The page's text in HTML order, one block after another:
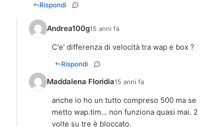
Rispondi
Andrea100g15 anni fa
C'e' differenza di velocità tra wap e box ?
Rispondi
Maddalena Floridia15 anni fa
anche io ho un tutto compreso 500 ma se
metto wap.tim... non funziona quasi mai. 2
volte su tre è bloccato.